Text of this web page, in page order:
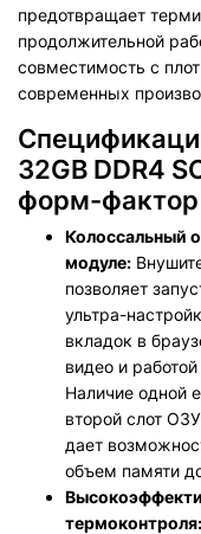
предотвращает
продолжительной
совместимость с
современных
32GB DDR4
форм-фактор
Колоссальный
модуле:
позволяет
ультра-
вкладок в
видео и
Наличие одной
второй слот
дает
объем памяти
термоконтроля: